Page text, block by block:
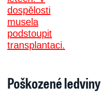
Poškozené ledviny